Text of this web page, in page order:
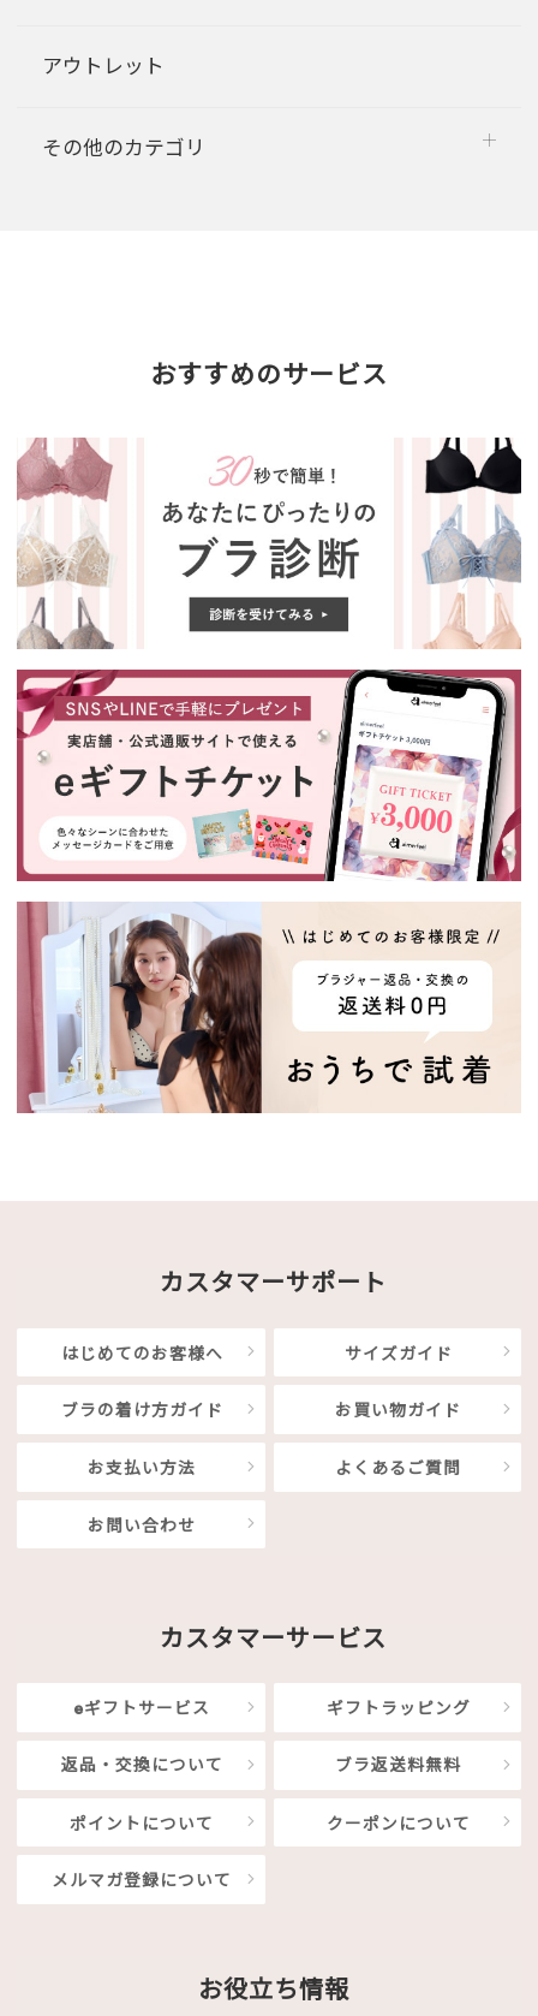
アウトレット
その他のカテゴリ
おすすめのサービス
カスタマーサポート
はじめてのお客様へ サイズガイド
ブラの着け方ガイド お買い物ガイド
お支払い方法 よくあるご質問
お問い合わせ
カスタマーサービス
eギフトサービス ギフトラッピング
返品・交換について ブラ返送料無料
ポイントについて クーポンについて
メルマガ登録について
お役立ち情報